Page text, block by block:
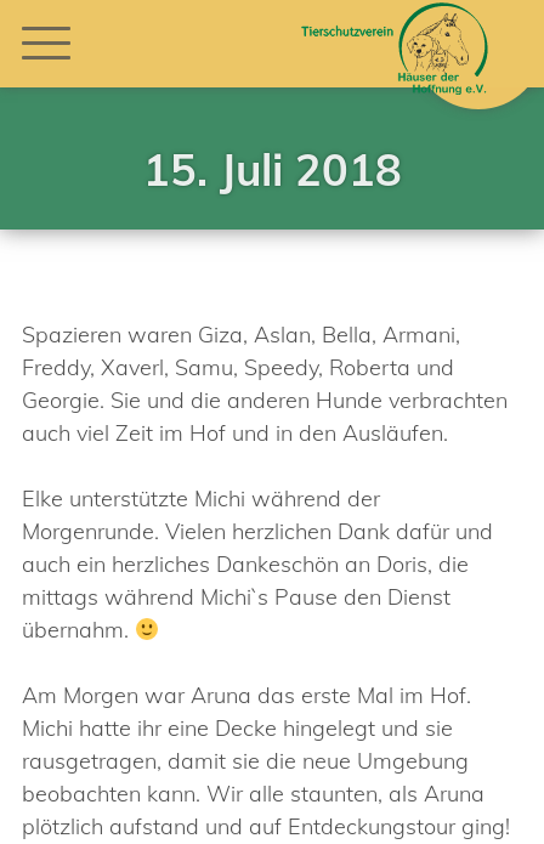
15. Juli 2018
Spazieren waren Giza, Aslan, Bella, Armani,
Freddy, Xaverl, Samu, Speedy, Roberta und
Georgie. Sie und die anderen Hunde verbrachten
auch viel Zeit im Hof und in den Ausläufen.
Elke unterstützte Michi während der
Morgenrunde. Vielen herzlichen Dank dafür und
auch ein herzliches Dankeschön an Doris, die
mittags während Michi`s Pause den Dienst
übernahm.
Am Morgen war Aruna das erste Mal im Hof.
Michi hatte ihr eine Decke hingelegt und sie
rausgetragen, damit sie die neue Umgebung
beobachten kann. Wir alle staunten, als Aruna
plötzlich aufstand und auf Entdeckungstour ging!